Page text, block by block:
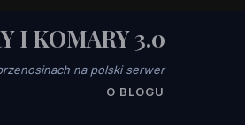
I KOMARY 3.0
na polski serwer
O BLOGU